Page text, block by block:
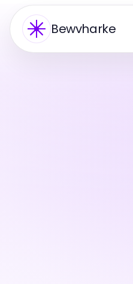
Bewvharke